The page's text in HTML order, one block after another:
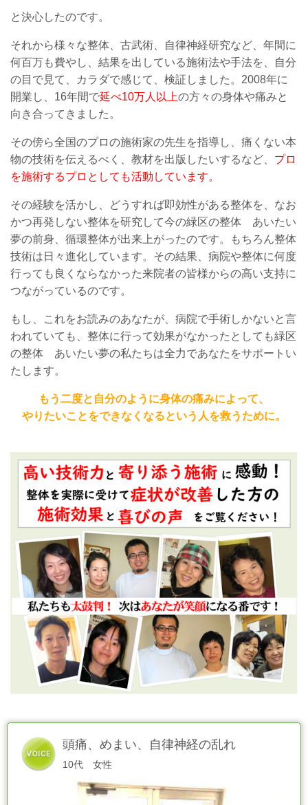
と決心したのです。
それから様々な整体、古武術、自律神経研究など、年間に
何百万も費やし、結果を出している施術法や手法を、自分
の目で見て、カラダで感じて、検証しました。2008年に
開業し、16年間で延べ10万人以上の方々の身体や痛みと
向き合ってきました。
その傍ら全国のプロの施術家の先生を指導し、痛くない本
物の技術を伝えるべく、教材を出版したいするなど、 プロ
を施術するプロとしても活動しています。
その経験を活かし、どうすれば即効性がある整体を、なお
かつ再発しない整体を研究して今の緑区の整体 あいたい
夢の前身、循環整体が出来上がったのです。もちろん整体
技術は日々進化しています。その結果、病院や整体に何度
行っても良くならなかった来院者の皆様からの高い支持に
つながっているのです。
もし、これをお読みのあなたが、病院で手術しかないと言
われていても、整体に行って効果がなかったとしても緑区
の整体 あいたい夢の私たちは全力であなたをサポートい
たします。
もう二度と自分のように身体の痛みによって、
やりたいことをできなくなるという人を救うために。
頭痛、めまい、自律神経の乱れ
10代 女性